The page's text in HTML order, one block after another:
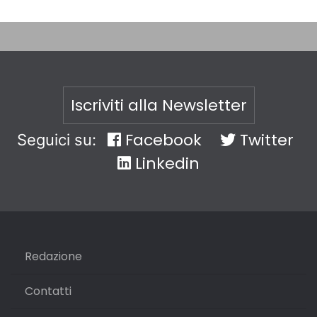
Iscriviti alla Newsletter
Seguici su: Facebook
Twitter
Linkedin
Redazione
Contatti